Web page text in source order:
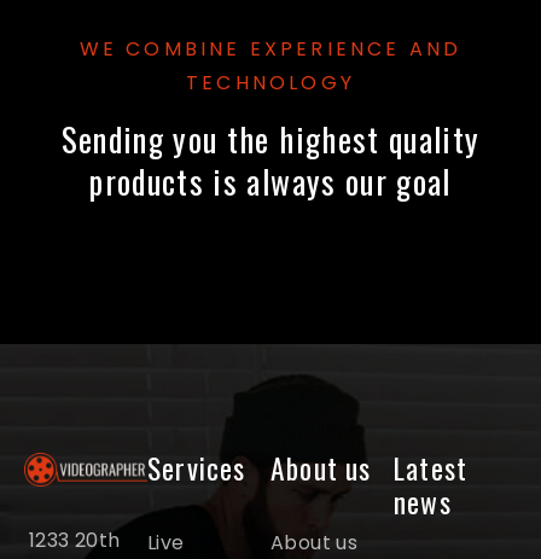
WE COMBINE EXPERIENCE AND
TECHNOLOGY
Sending you the highest quality
products is always our goal
1233 20th
Services
Live
About us
About us
Latest
news